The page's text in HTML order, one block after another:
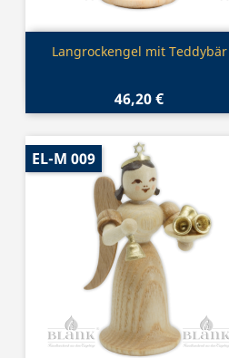
Vorschau
Langrockengel mit Teddybär
46,20 €
EL-M 009